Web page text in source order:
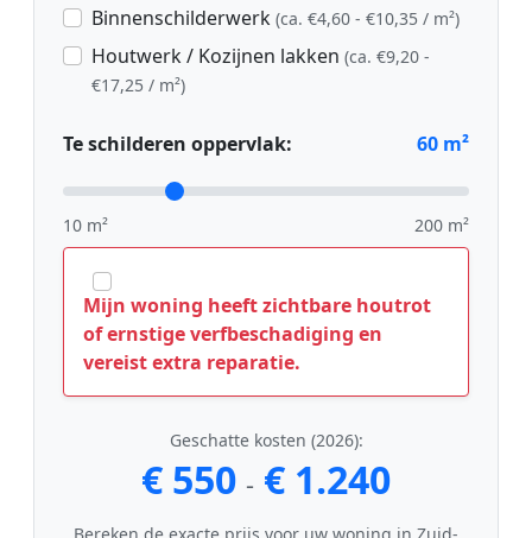
Binnenschilderwerk (ca. €4,60 - €10,35 / m²)
Houtwerk / Kozijnen lakken (ca. €9,20 -
€17,25 / m²)
Te schilderen oppervlak: 60 m²
10 m² 200 m²
Mijn woning heeft zichtbare houtrot
of ernstige verfbeschadiging en
vereist extra reparatie.
Geschatte kosten (2026):
€ 550 - € 1.240